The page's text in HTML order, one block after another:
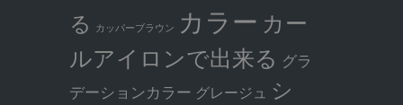
る カッパーブラウン カラー カー
ルアイロンで出来る グラ
デーションカラー グレージュ シ